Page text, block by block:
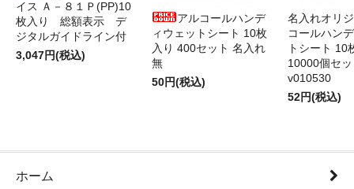
イス Ａ－８１Ｐ(PP)10
枚入り 総額表示 デ
ジタルガイドライン付
3,047円(税込)
アルコールハンデ
ィウェットシート 10枚
入り 400セット 名入れ
無
50円(税込)
名入れオリ
コールハン
トシート 10
10000個セ
v010530
52円(税込)
ホーム